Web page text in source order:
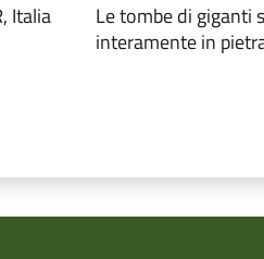
Italia
Le tombe di giganti
interamente in